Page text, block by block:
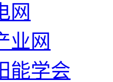
网
业网
能学会